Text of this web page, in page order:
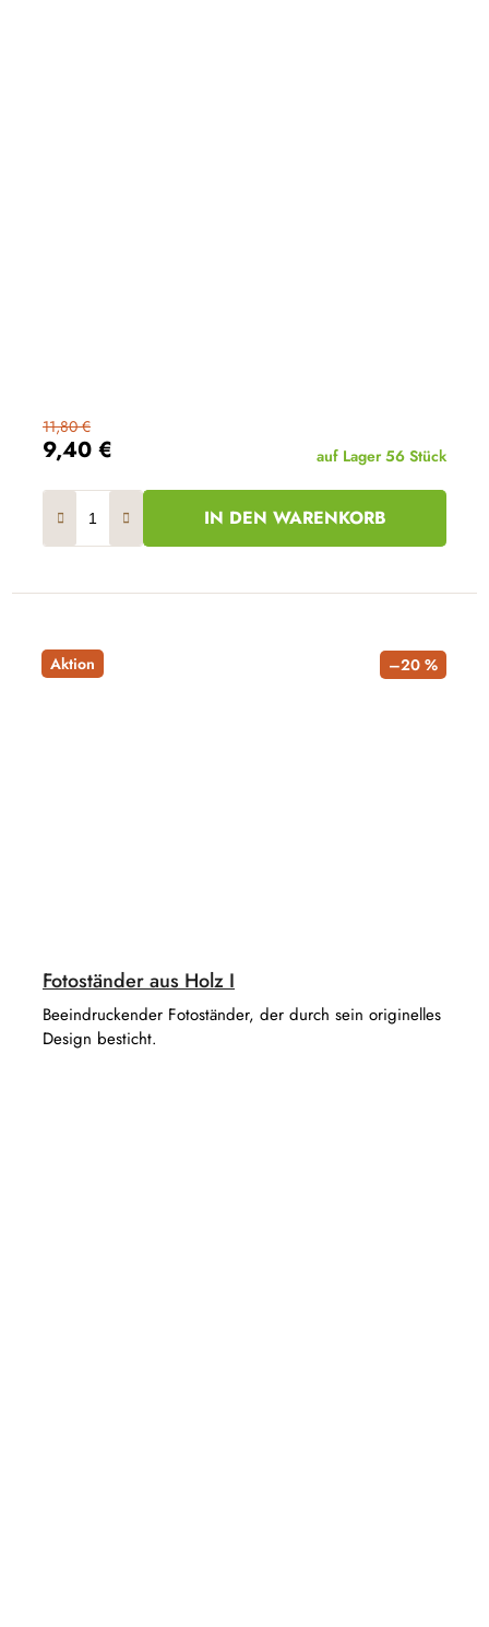
9,40 €
11,80 €
auf Lager 56 Stück
IN DEN WARENKORB
Aktion –20 %
Fotoständer aus Holz I
Beeindruckender Fotoständer, der durch sein originelles
Design besticht.